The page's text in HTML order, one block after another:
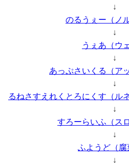
↓
のるうぇー（ノ
↓
うぇあ（ウ
↓
あっぷさいくる（ア
↓
るねさすえれくとろにくす（ル
↓
すろーらいふ（ス
↓
ふようど（腐
↓